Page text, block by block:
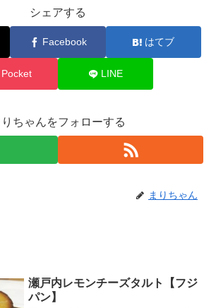
シェアする
Facebook はてブ
Pocket LINE
りちゃんをフォローする
まりちゃん
瀬戸内レモンチーズタルト【フジ
パン】